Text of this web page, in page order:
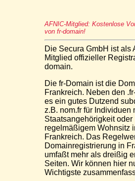
AFNIC-Mitglied: Kostenlose
von fr-domain!
Die Secura GmbH ist als
Mitglied offizieller
domain.
Die fr-Domain ist die
Frankreich. Neben den
es ein gutes Dutzend
z.B. nom.fr für Individuen
Staatsangehörigkeit oder
regelmäßigem Wohnsitz
Frankreich. Das
Domainregistrierung in
umfaßt mehr als dreißig
Seiten. Wir können hier
Wichtigste